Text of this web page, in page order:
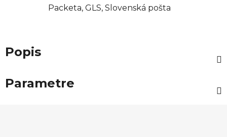
Packeta, GLS, Slovenská pošta
Popis
Parametre